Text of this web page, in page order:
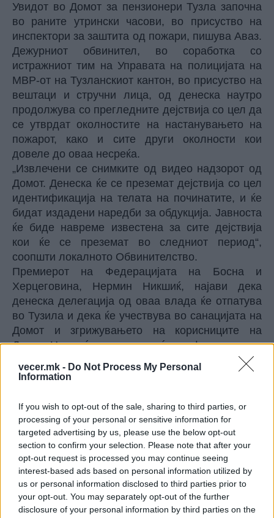
vecer.mk - Do Not Process My Personal
Information
If you wish to opt-out of the sale, sharing to third parties, or
processing of your personal or sensitive information for
targeted advertising by us, please use the below opt-out
section to confirm your selection. Please note that after your
opt-out request is processed you may continue seeing
interest-based ads based on personal information utilized by
us or personal information disclosed to third parties prior to
your opt-out. You may separately opt-out of the further
disclosure of your personal information by third parties on the
Увидот во Домот за пензионери Тузла започна
во раните утрински часови, во присуство на
инспектори за заштита од пожари, пишува Аваз.
Дежурниот обвинител, во соработка со
истражниот тим на Управата на полицијата на
МВР-от на Тузланскиот кантон, во присуство на
вештаци и стручни лица, од денеска наутро
продолжува со прегледните дејствија со цел да
се утврдат околностите на настанувањето на
пожарот, како и сите други околности кои
довеле до оваа несреќа.
„Извлечени се снимките од видео надзорот од
Домот. Денеска ќе се преземат дејствија со цел
идентификација на телата на починатите, и ќе
бидат издадени наредби за обдукција. Јавноста
ќе биде навреме известена за сите дејствија
кои ќе се преземат во следниот период“,
соопшти локалното Обвинителство.
Премиерот на Федерацијата на Босна и
Херцеговина, Нермин Никшиќ, најави дека
денеска делегација од оваа влада ќе отпатува
во Тузила и дека ќе учествува во санацијата на
Домот и згрижувањето на корисниците на
Домот. Никшиќ рече и дека ќе се формира тим
на Владата на ФБиХ кој ќе ги посети
институциите и установите кои се во
кантоналните и надлежните власти
„Гледам дека некои луѓе велат дека некои биле
неодговорни и дека не се придржувале до сите
инструкции за исклучување на сите електронски
уреди кои се користат. Претпоставувам дека
вработените во Домот контролирале колку што
можеле, но треба да почекаме да видиме
конкретно што се случило“, истакна Никшиќ,